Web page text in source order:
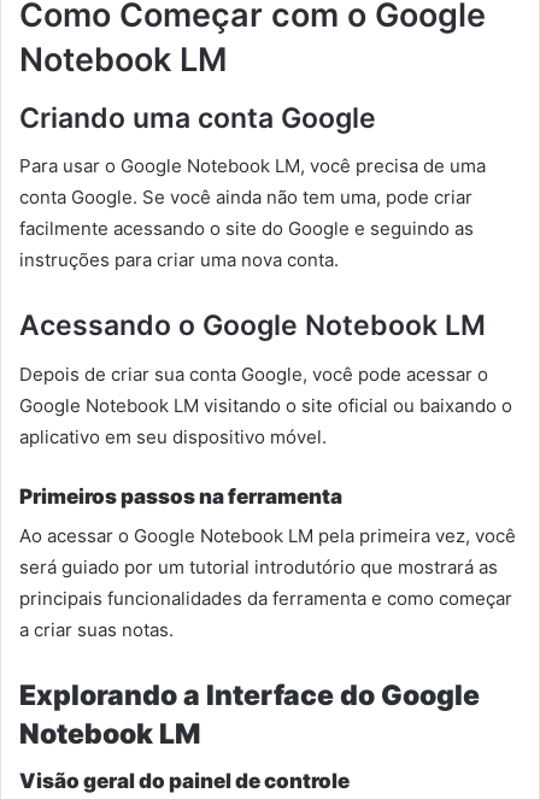
Como Começar com o Google
Notebook LM
Criando uma conta Google
Para usar o Google Notebook LM, você precisa de uma
conta Google. Se você ainda não tem uma, pode criar
facilmente acessando o site do Google e seguindo as
instruções para criar uma nova conta.
Acessando o Google Notebook LM
Depois de criar sua conta Google, você pode acessar o
Google Notebook LM visitando o site oficial ou baixando o
aplicativo em seu dispositivo móvel.
Primeiros passos na ferramenta
Ao acessar o Google Notebook LM pela primeira vez, você
será guiado por um tutorial introdutório que mostrará as
principais funcionalidades da ferramenta e como começar
a criar suas notas.
Explorando a Interface do Google
Notebook LM
Visão geral do painel de controle